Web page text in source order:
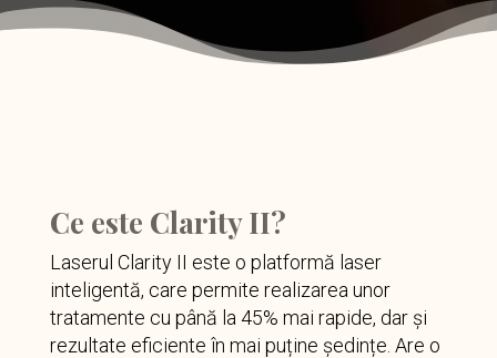
Ce este Clarity II?
Laserul Clarity II este o platformă laser
inteligentă, care permite realizarea unor
tratamente cu până la 45% mai rapide, dar și
rezultate eficiente în mai puține ședințe. Are o